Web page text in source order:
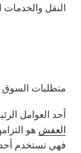
النقل والخدمات
متطلبات السوق
أحد العوامل
العفش هو
فهي تستخدم